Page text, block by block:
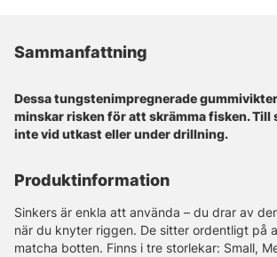
Sammanfattning
Dessa tungstenimpregnerade
minskar risken för att skrämma fisken.
inte vid utkast eller under drillning.
Produktinformation
Sinkers är enkla att använda – du drar av
när du knyter riggen. De sitter ordentligt på
matcha botten. Finns i tre storlekar: Small,